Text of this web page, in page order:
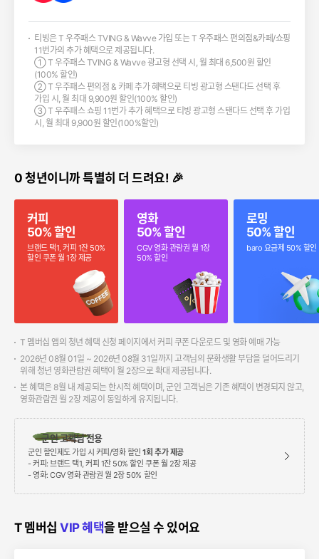
티빙은 T 우주패스 TVING & Wavve 가입 또는 T 우주패스 편의점&카페/쇼핑
11번가의 추가 혜택으로 제공됩니다.
① T 우주패스 TVING & Wavve 광고형 선택 시, 월 최대 6,500원 할인
(100% 할인)
② T 우주패스 편의점 & 카페 추가 혜택으로 티빙 광고형 스탠다드 선택 후
가입 시, 월 최대 9,900원 할인(100% 할인)
③ T 우주패스 쇼핑 11번가 추가 혜택으로 티빙 광고형 스탠다드 선택 후 가입
시, 월 최대 9,900원 할인(100%할인)
0 청년이니까 특별히 더 드려요! 🎉
커피
50% 할인
브랜드 택1, 커피 1잔 50%
할인 쿠폰 월 1장 제공
영화
50% 할인
CGV 영화 관람권 월 1장
50% 할인
로밍
50% 할인
baro 요금제 50% 할인
T 멤버십 앱의 청년 혜택 신청 페이지에서 커피 쿠폰 다운로드 및 영화 예매 가능
2026년 08월 01일 ~ 2026년 08월 31일까지 고객님의 문화생활 부담을 덜어드리기
위해 청년 영화관람권 혜택이 월 2장으로 확대 제공됩니다.
본 혜택은 8월 내 제공되는 한시적 혜택이며, 군인 고객님은 기존 혜택이 변경되지 않고,
영화관람권 월 2장 제공이 동일하게 유지됩니다.
군인 고객님 전용
군인 할인제도 가입 시 커피/영화 할인1회 추가 제공
- 커피: 브랜드 택1, 커피 1잔 50% 할인 쿠폰 월 2장 제공
- 영화: CGV 영화 관람권 월 2장 50% 할인
T 멤버십VIP 혜택을 받으실 수 있어요